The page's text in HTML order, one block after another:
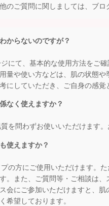
のご質問に関しましては、ブ
からないのですが？
にて、基本的な使用方法をご確
量や使い方などは、肌の状態や
にしていただき、ご自身の感
なく使えますか？
を問わずお使いいただけます
使えますか？
の方にご使用いただけます。
。また、ご質問等・ご相談は
会にご参加いただけますと、
希望しております。